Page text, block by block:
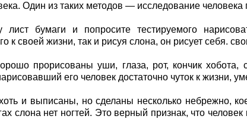
Один из таких методов — исследование
лист бумаги и попросите тестируемого
к своей жизни, так и рисуя слона, он рисует себя.
прорисованы уши, глаза, рот, кончик хобота,
его человек достаточно чуток к жизни,
и выписаны, но сделаны несколько небрежно,
слона нет ногтей. Это верный признак, что